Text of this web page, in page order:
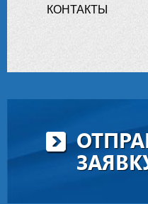
КОНТАКТЫ